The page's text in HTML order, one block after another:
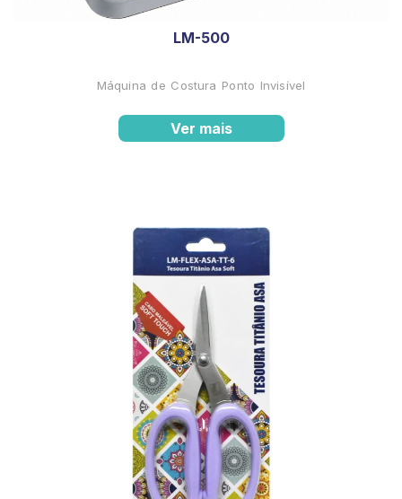
LM-500
Máquina de Costura Ponto Invisível
Ver mais